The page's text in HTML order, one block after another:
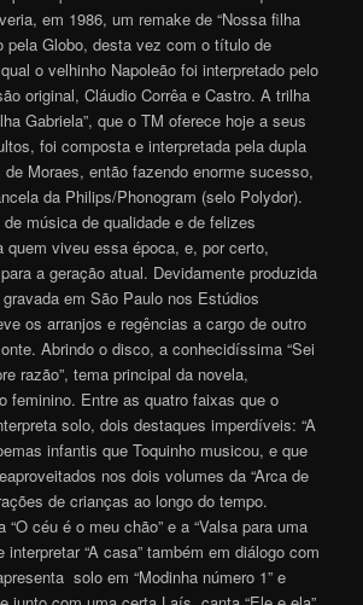
em 1986, um remake de “Nossa filha
pela Globo, desta vez com o título de
o velhinho Napoleão foi interpretado pelo
original, Cláudio Corrêa e Castro. A trilha
Gabriela”, que o TM oferece hoje a seus
foi composta e interpretada pela dupla
Moraes, então fazendo enorme sucesso,
da Philips/Phonogram (selo Polydor).
música de qualidade e de felizes
quem viveu essa época, e, por certo,
a geração atual. Devidamente produzida
em São Paulo nos Estúdios
os arranjos e regências a cargo de outro
Abrindo o disco, a conhecidíssima “Sei
razão”, tema principal da novela,
feminino. Entre as quatro faixas que o
solo, dois destaques imperdíveis: “A
infantis que Toquinho musicou, e que
nos dois volumes da “Arca de
de crianças ao longo do tempo.
céu é o meu chão” e a “Valsa para uma
interpretar “A casa” também em diálogo com
solo em “Modinha número 1” e